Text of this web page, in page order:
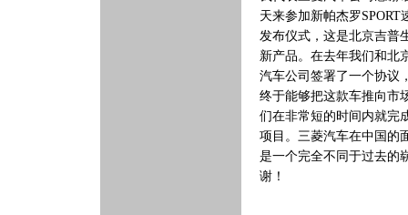
天来参加新帕杰罗SPORT
发布仪式，这是北京吉普
新产品。在去年我们和北
汽车公司签署了一个协议
终于能够把这款车推向市
们在非常短的时间内就完
项目。三菱汽车在中国的
是一个完全不同于过去的
谢！